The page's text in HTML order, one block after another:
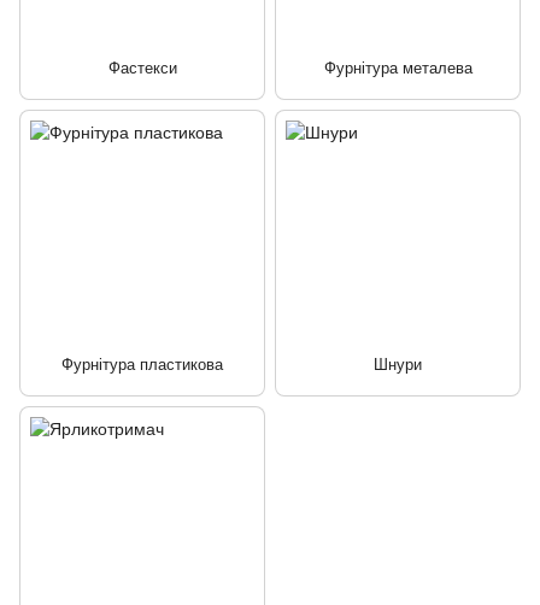
Фастекси Фурнітура металева
Фурнітура пластикова Шнури